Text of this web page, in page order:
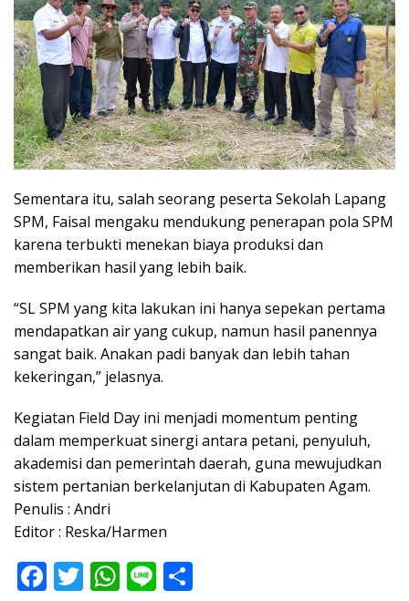
Sementara itu, salah seorang peserta Sekolah Lapang
SPM, Faisal mengaku mendukung penerapan pola SPM
karena terbukti menekan biaya produksi dan
memberikan hasil yang lebih baik.
“SL SPM yang kita lakukan ini hanya sepekan pertama
mendapatkan air yang cukup, namun hasil panennya
sangat baik. Anakan padi banyak dan lebih tahan
kekeringan,” jelasnya.
Kegiatan Field Day ini menjadi momentum penting
dalam memperkuat sinergi antara petani, penyuluh,
akademisi dan pemerintah daerah, guna mewujudkan
sistem pertanian berkelanjutan di Kabupaten Agam.
Penulis : Andri
Editor : Reska/Harmen
F T W Li